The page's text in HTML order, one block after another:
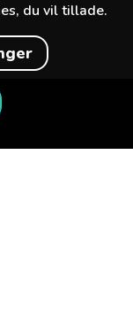
du vil tillade.